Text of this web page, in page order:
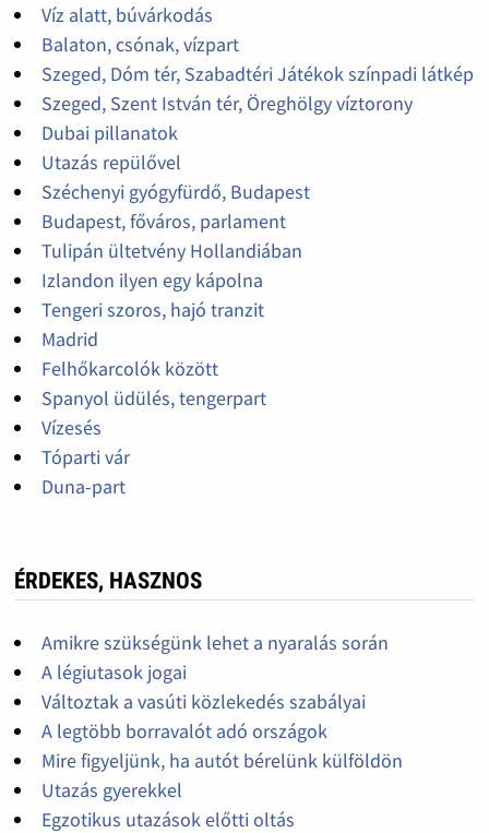
Víz alatt, búvárkodás
Balaton, csónak, vízpart
Szeged, Dóm tér, Szabadtéri Játékok színpadi látkép
Szeged, Szent István tér, Öreghölgy víztorony
Dubai pillanatok
Utazás repülővel
Széchenyi gyógyfürdő, Budapest
Budapest, főváros, parlament
Tulipán ültetvény Hollandiában
Izlandon ilyen egy kápolna
Tengeri szoros, hajó tranzit
Madrid
Felhőkarcolók között
Spanyol üdülés, tengerpart
Vízesés
Tóparti vár
Duna-part
ÉRDEKES, HASZNOS
Amikre szükségünk lehet a nyaralás során
A légiutasok jogai
Változtak a vasúti közlekedés szabályai
A legtöbb borravalót adó országok
Mire figyeljünk, ha autót bérelünk külföldön
Utazás gyerekkel
Egzotikus utazások előtti oltás